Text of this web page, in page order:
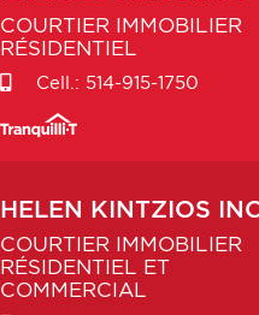
COURTIER IMMOBILIER
RÉSIDENTIEL
Cell.: 514-915-1750
HELEN KINTZIOS
COURTIER IMMOBILIER
RÉSIDENTIEL ET
COMMERCIAL